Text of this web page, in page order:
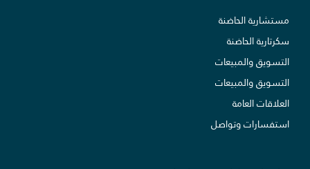
مستشارية الحاضنة
سكرتارية الحاضنة
التسويق والمبيعات
التسويق والمبيعات
العلاقات العامة
استفسارات وتواصل